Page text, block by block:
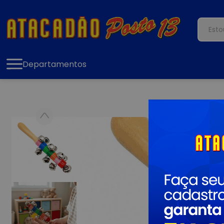
Departamentos